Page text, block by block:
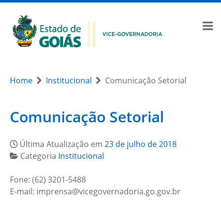
Home Institucional Comunicação Setorial
Comunicação Setorial
Última Atualização em 23 de julho de 2018
Categoria Institucional
Fone: (62) 3201-5488
E-mail: imprensa@vicegovernadoria.go.gov.br